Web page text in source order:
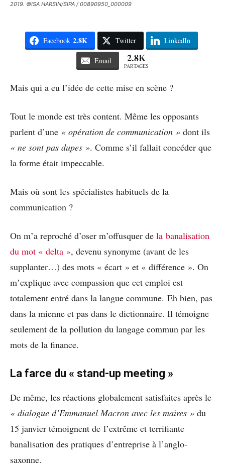
2019. ©ISA HARSIN/SIPA / 00890950_000009
Facebook 2.8K Twitter LinkedIn
Email 2.8K
PARTAGES
Mais qui a eu l’idée de cette mise en scène ?
Tout le monde est très content. Même les opposants
parlent d’une « opération de communication » dont ils
« ne sont pas dupes ». Comme s’il fallait concéder que
la forme était impeccable.
Mais où sont les spécialistes habituels de la
communication ?
On m’a reproché d’oser m’offusquer de la banalisation
du mot « delta », devenu synonyme (avant de les
supplanter…) des mots « écart » et « différence ». On
m’explique avec compassion que cet emploi est
totalement entré dans la langue commune. Eh bien, pas
dans la mienne et pas dans le dictionnaire. Il témoigne
seulement de la pollution du langage commun par les
mots de la finance.
La farce du « stand-up meeting »
De même, les réactions globalement satisfaites après le
« dialogue d’Emmanuel Macron avec les maires » du
15 janvier témoignent de l’extrême et terrifiante
banalisation des pratiques d’entreprise à l’anglo-
saxonne.